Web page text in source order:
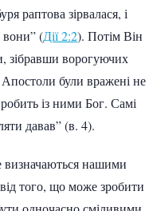
раптова зірвалася, і
вони” (Дії 2:2). Потім Він
зібравши ворогуючих
були вражені не
із ними Бог. Самі
давав” (в. 4).
визначаються нашими
того, що може зробити